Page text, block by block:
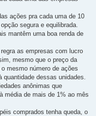
ações pra cada uma de 10
segura e equilibrada.
mantêm uma boa renda de
as empresas com lucro
mesmo que o preço da
mesmo número de ações
dessas unidades.
anônimas que
média de mais de 1% ao mês
comprados tenha queda, o